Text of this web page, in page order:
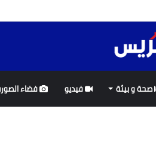
صحة و بيئة فيديو فضاء